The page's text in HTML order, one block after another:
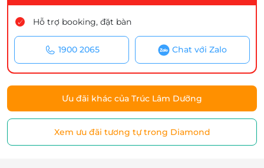
Hỗ trợ booking, đặt bàn
1900 2065 Chat với Zalo
Ưu đãi khác của Trúc Lâm Dưỡng
Xem ưu đãi tương tự trong Diamond